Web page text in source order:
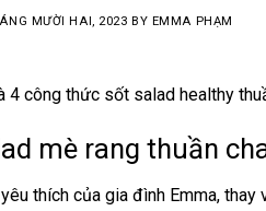
MƯỜI HAI, 2023 BY EMMA PHẠM
4 công thức sốt salad healthy
mè rang thuần
thích của gia đình Emma,